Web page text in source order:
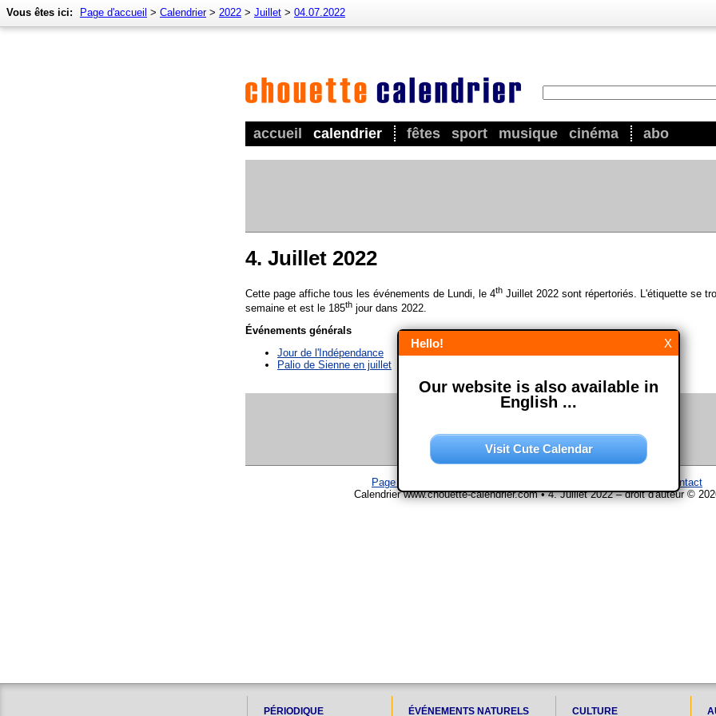
accueil calendrier fêtes sport musique cinéma abo
Vous êtes ici: Page d'accueil > Calendrier> 2022 > Juillet > 04.07.2022
4. Juillet 2022
Cette page affiche tous les événements de Lundi, le 4th Juillet 2022 sont répertoriés. L'étiquette se
semaine et est le 185th jour dans 2022.
Événements générals
Jour de l'Indépendance
Palio de Sienne en juillet
Page d'accueil
Contact
Calendrier www.chouette-calendrier.com • 4. Juillet 2022 – droit d'auteur ©
PÉRIODIQUE ÉVÉNEMENTS NATURELS CULTURE
X
Hello!
Our website is also available in
English ...
Visit Cute Calendar